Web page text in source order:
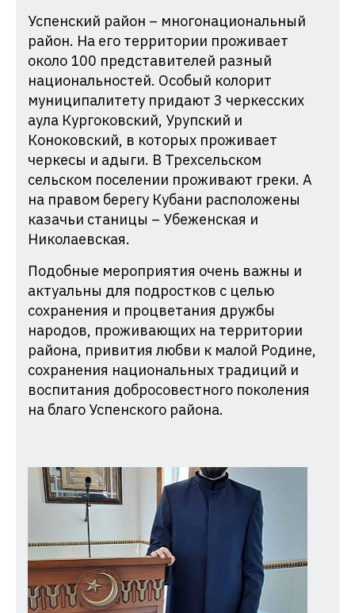
Успенский район – многонациональный
район. На его территории проживает
около 100 представителей разный
национальностей. Особый колорит
муниципалитету придают 3 черкесских
аула Кургоковский, Урупский и
Коноковский, в которых проживает
черкесы и адыги. В Трехсельском
сельском поселении проживают греки. А
на правом берегу Кубани расположены
казачьи станицы – Убеженская и
Николаевская.
Подобные мероприятия очень важны и
актуальны для подростков с целью
сохранения и процветания дружбы
народов, проживающих на территории
района, привития любви к малой Родине,
сохранения национальных традиций и
воспитания добросовестного поколения
на благо Успенского района.